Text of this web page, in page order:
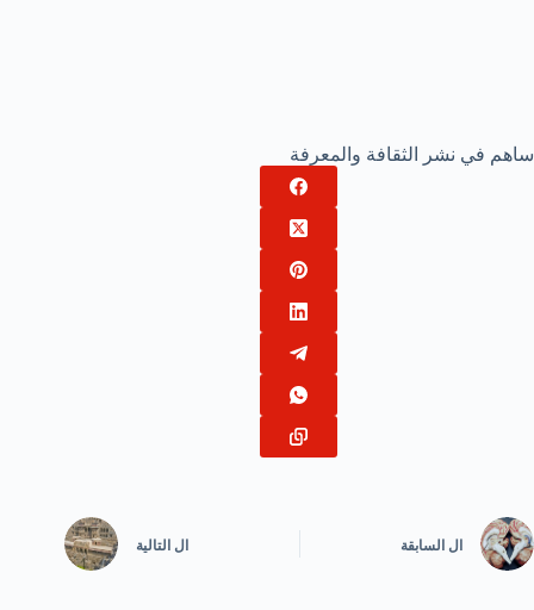
ساهم في نشر الثقافة والمعرفة
ال السابقة ال التالية